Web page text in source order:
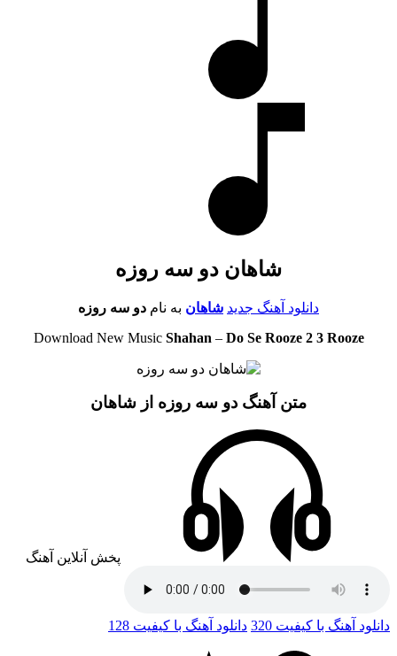
شاهان دو سه روزه
دانلود آهنگ جدید شاهان به نام دو سه روزه
Download New Music Shahan – Do Se Rooze 2 3 Rooze
متن آهنگ دو سه روزه از شاهان
پخش آنلاین آهنگ
دانلود آهنگ با کیفیت 320 دانلود آهنگ با کیفیت 128